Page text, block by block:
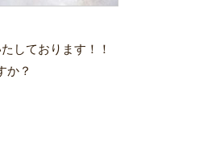
しております！！
か？